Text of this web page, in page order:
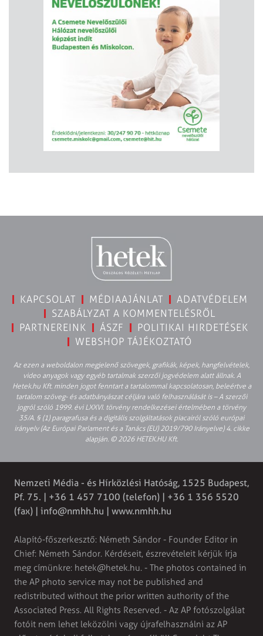
KAPCSOLAT MÉDIAAJÁNLAT
ADATVÉDELEM
SZABÁLYZAT A KOMMENTELÉSRŐL
PARTNEREINK
ÁSZF
POLITIKAI HIRDETÉSEK
WEBSHOP TÁJÉKOZTATÓ
Az ezen a weboldalon megjelenő szövegek, grafikák, képek, hangfelvételek,
video anyagok vagy egyéb tartalmak szerzői jogvédelem alatt állnak. A
Hetek.hu Kft. minden jogot fenntart a tartalommal kapcsolatosan, beleértve a
tartalom szöveg- és adatbányászat céljára való felhasználását is – A szerzői
jogról szóló 1999. évi LXXVI. törvény rendelkezései értelmében a törvény
35/A. § (1) paragrafusa és a digitális szolgáltatások piacairól szóló európai
irányelv (Az Európai Parlament és a Tanács (EU) 2019/790 Irányelve) 4. cikke
alapján. © 2026 HETEK.HU Kft.
Nemzeti Média - és Hírközlési Hatóság, 1525 Budapest,
Pf. 75. | +36 1 457 7100 (telefon) | +36 1 356 5520
(fax) | info@nmhh.hu | www.nmhh.hu
Alapító-főszerkesztő: Németh Sándor - Founder Editor in
Chief: Németh Sándor. Kérdéseit, észrevételeit kérjük írja
meg címünkre: hetek@hetek.hu. - The photos contained in
the AP photo service may not be published and
redistributed without the prior written authority of the
Associated Press. All Rights Reserved. - Az AP fotószolgálat
fotóit nem lehet leközölni vagy újrafelhasználni az AP